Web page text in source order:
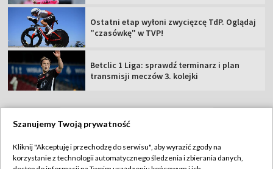
Ostatni etap wyłoni zwycięzcę TdP. Oglądaj
"czasówkę" w TVP!
Betclic 1 Liga: sprawdź terminarz i plan
transmisji meczów 3. kolejki
Abonament TVP
Regulamin TVP
Szanujemy Twoją prywatność
Kliknij "Akceptuję i przechodzę do serwisu", aby wyrazić zgody na
korzystanie z technologii automatycznego śledzenia i zbierania danych,